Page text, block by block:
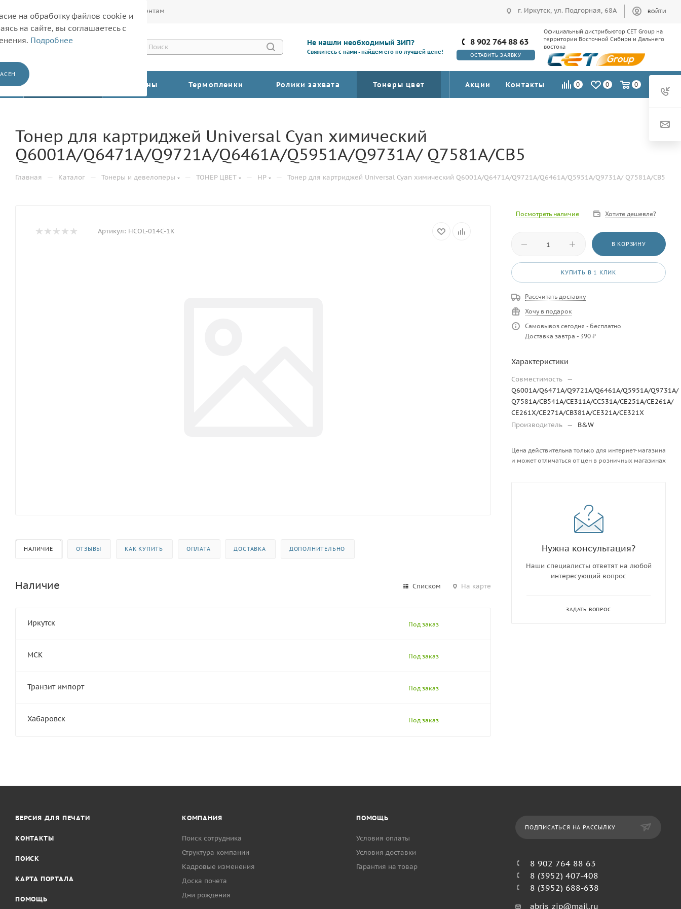
Корпоративным клиентам г. Иркутск, ул. Подгорная, 68А ВОЙТИ
Не нашли необходимый ЗИП?
Свяжитесь с нами - найдем его по лучшей цене!
8 902 764 88 63
ОСТАВИТЬ ЗАЯВКУ
Официальный дистрибьютор CET Group на
территории Восточной Сибири и Дальнего
востока
Барабаны Термопленки Ролики захвата Тонеры цвет Акции Контакты 0 0 0
Тонер для картриджей Universal Cyan химический
Q6001A/Q6471A/Q9721A/Q6461A/Q5951A/Q9731A/ Q7581A/CB5
Главная — Каталог — Тонеры и девелоперы — ТОНЕР ЦВЕТ — HP — Тонер для картриджей Universal Cyan химический Q6001A/Q6471A/Q9721A/Q6461A/Q5951A/Q9731A/ Q7581A/CB5
Артикул: HCOL-014C-1K
НАЛИЧИЕ ОТЗЫВЫ КАК КУПИТЬ ОПЛАТА ДОСТАВКА ДОПОЛНИТЕЛЬНО
Наличие Списком На карте
Иркутск Под заказ
МСК Под заказ
Транзит импорт Под заказ
Хабаровск Под заказ
Посмотреть наличие Хотите дешевле?
В КОРЗИНУ
КУПИТЬ В 1 КЛИК
Рассчитать доставку
Хочу в подарок
Самовывоз сегодня - бесплатно
Доставка завтра - 390 ₽
Характеристики
Совместимость —
Q6001A/Q6471A/Q9721A/Q6461A/Q5951A/Q9731A/
Q7581A/CB541A/CE311A/CC531A/CE251A/CE261A/
CE261X/CE271A/CB381A/CE321A/CE321X
Производитель — B&W
Цена действительна только для интернет-магазина
и может отличаться от цен в розничных магазинах
Нужна консультация?
Наши специалисты ответят на любой
интересующий вопрос
ЗАДАТЬ ВОПРОС
ВЕРСИЯ ДЛЯ ПЕЧАТИ
КОНТАКТЫ
ПОИСК
КАРТА ПОРТАЛА
ПОМОЩЬ
КОМПАНИЯ
Поиск сотрудника
Структура компании
Кадровые изменения
Доска почета
Дни рождения
ПОМОЩЬ
Условия оплаты
Условия доставки
Гарантия на товар
ПОДПИСАТЬСЯ НА РАССЫЛКУ
8 902 764 88 63
8 (3952) 407-408
8 (3952) 688-638
abris_zip@mail.ru
на обработку файлов cookie и
на сайте, вы соглашаетесь с
Подробнее